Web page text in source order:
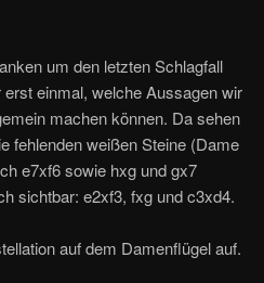
um den letzten Schlagfall
einmal, welche Aussagen wir
machen können. Da sehen
fehlenden weißen Steine (Dame
e7xf6 sowie hxg und gx7
sichtbar: e2xf3, fxg und c3xd4.
auf dem Damenflügel auf.